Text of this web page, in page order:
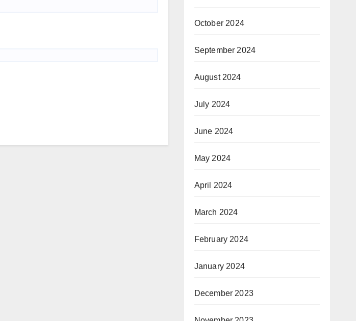
October 2024
September 2024
August 2024
July 2024
June 2024
May 2024
April 2024
March 2024
February 2024
January 2024
December 2023